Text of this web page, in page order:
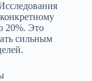
20%. Это
сильным